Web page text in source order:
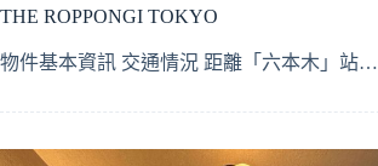
THE ROPPONGI TOKYO
物件基本資訊 交通情況 距離「六本木」站…